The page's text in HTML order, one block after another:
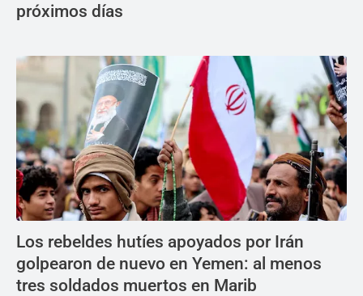
próximos días
Los rebeldes hutíes apoyados por Irán
golpearon de nuevo en Yemen: al menos
tres soldados muertos en Marib